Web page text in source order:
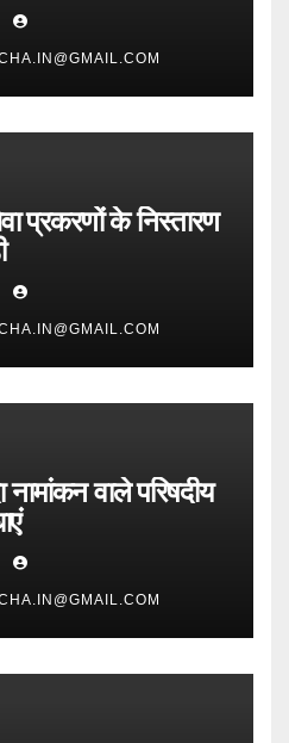
प्रकरणों के निस्तारण
वाले परिषदीय